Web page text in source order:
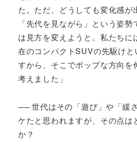
た。ただ、どうしても変化感が
「先代を見ながら」という姿
は見方を変えようと。私たちに
在のコンパクトSUVの先駆けと
すから、そこでポップな方向を
考えました」
── 世代はその「遊び」や「緩
ケたと思われますが、その点は
か？